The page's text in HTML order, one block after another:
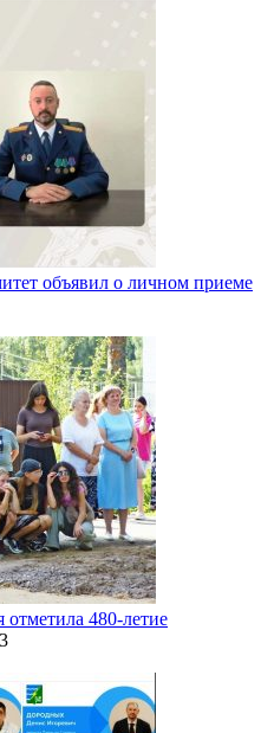
объявил о личном приеме
отметила 480-летие